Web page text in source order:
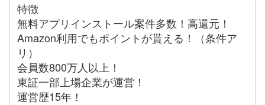
特徴
無料アプリインストール案件多数！高還元！
Amazon利用でもポイントが貰える！（条件ア
リ）
会員数800万人以上！
東証一部上場企業が運営！
運営歴15年！